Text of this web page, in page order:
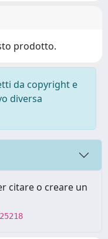
prodotto.
da copyright e
diversa
citare o creare un